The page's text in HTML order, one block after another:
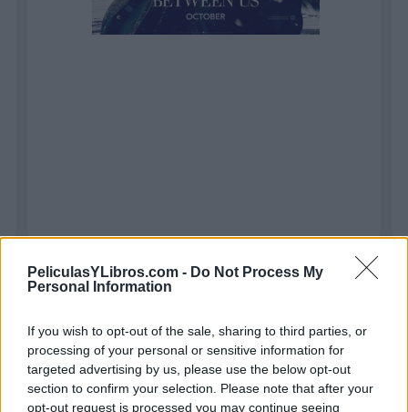
PeliculasYLibros.com - Do Not Process My
Personal Information
If you wish to opt-out of the sale, sharing to third parties, or
processing of your personal or sensitive information for
targeted advertising by us, please use the below opt-out
section to confirm your selection. Please note that after your
opt-out request is processed you may continue seeing
Puntuaciones de los usuarios
PuntuaciónUsuario